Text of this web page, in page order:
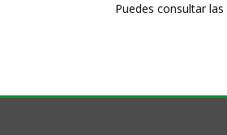
Puedes consultar las